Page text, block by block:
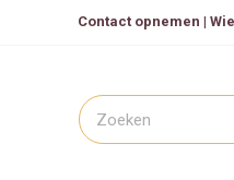
Contact opnemen |